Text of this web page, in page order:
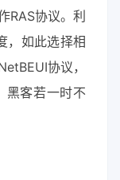
RAS协议。利
，如此选择相
协议，
黑客若一时不